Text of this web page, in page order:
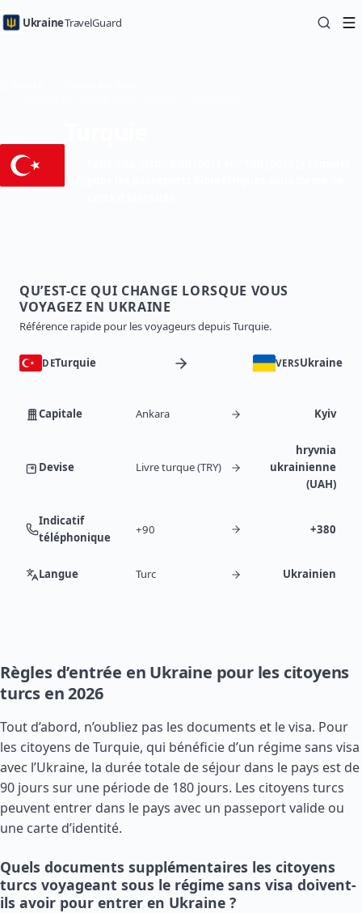
UkraineTravelGuard
QU’EST-CE QUI CHANGE LORSQUE VOUS
VOYAGEZ EN UKRAINE
Référence rapide pour les voyageurs depuis Turquie.
DETurquie VERSUkraine
Capitale Ankara Kyiv
Devise Livre turque (TRY)
hryvnia
ukrainienne
(UAH)
Indicatif
téléphonique
+90 +380
Langue Turc Ukrainien
Règles d’entrée en Ukraine pour les citoyens
turcs en 2026
Tout d’abord, n’oubliez pas les documents et le visa. Pour
les citoyens de Turquie, qui bénéficie d’un régime sans visa
avec l’Ukraine, la durée totale de séjour dans le pays est de
90 jours sur une période de 180 jours. Les citoyens turcs
peuvent entrer dans le pays avec un passeport valide ou
une carte d’identité.
Quels documents supplémentaires les citoyens
turcs voyageant sous le régime sans visa doivent-
ils avoir pour entrer en Ukraine ?